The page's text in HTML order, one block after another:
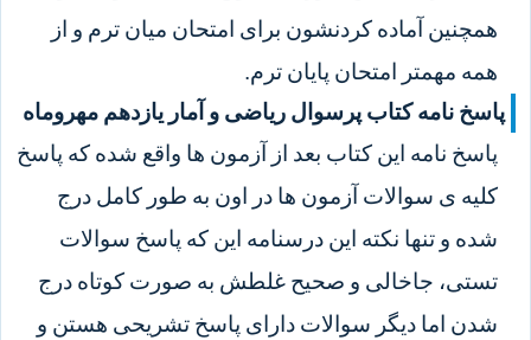
همچنین آماده کردنشون برای امتحان میان ترم و از
همه مهمتر امتحان پایان ترم.
پاسخ نامه کتاب پرسوال ریاضی و آمار یازدهم مهروماه
پاسخ نامه این کتاب بعد از آزمون ها واقع شده که پاسخ
کلیه ی سوالات آزمون ها در اون به طور کامل درج
شده و تنها نکته این درسنامه این که پاسخ سوالات
تستی، جاخالی و صحیح غلطش به صورت کوتاه درج
شدن اما دیگر سوالات دارای پاسخ تشریحی هستن و